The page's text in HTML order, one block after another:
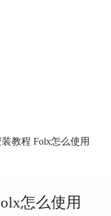
教程 Folx怎么使用
怎么使用